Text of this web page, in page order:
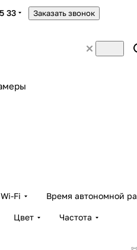
33 Заказать звонок
Wi-Fi Время автономной
Цвет Частота